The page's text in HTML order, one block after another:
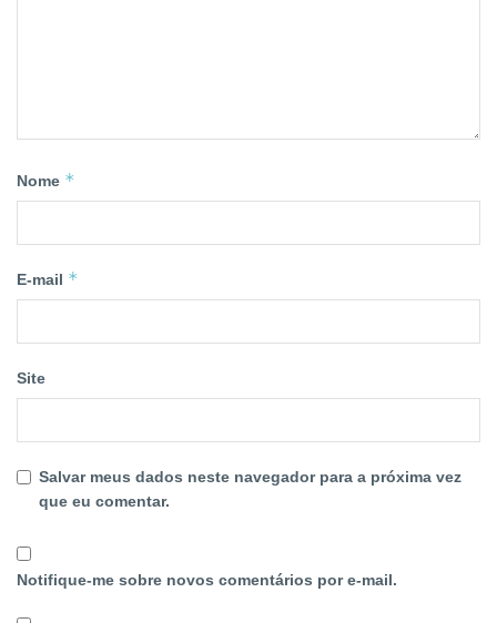
Nome *
E-mail *
Site
Salvar meus dados neste navegador para a próxima vez
que eu comentar.
Notifique-me sobre novos comentários por e-mail.